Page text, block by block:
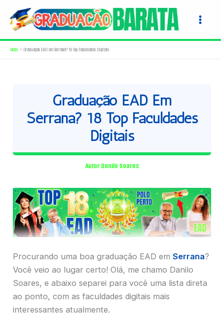
para
conteúdo
Início Graduação EAD em Serrana? 18 Top Faculdades Digitais
Graduação EAD Em
Serrana? 18 Top Faculdades
Digitais
Autor Danilo Soares
Procurando uma boa graduação EAD em Serrana?
Você veio ao lugar certo! Olá, me chamo Danilo
Soares, e abaixo separei para você uma lista direta
ao ponto, com as faculdades digitais mais
interessantes atualmente.